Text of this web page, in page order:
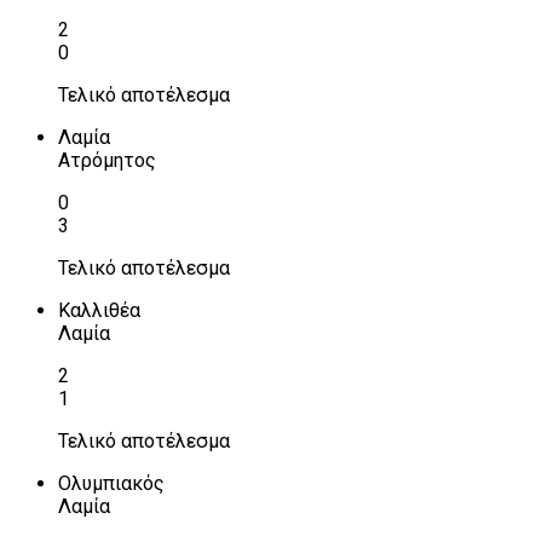
2
0
Τελικό αποτέλεσμα
Λαμία
Ατρόμητος
0
3
Τελικό αποτέλεσμα
Καλλιθέα
Λαμία
2
1
Τελικό αποτέλεσμα
Ολυμπιακός
Λαμία